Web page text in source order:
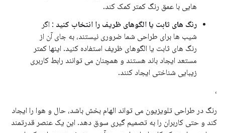
هایی با عمق رنگ کمتر کمک کند.
رنگ های ثابت یا الگوهای ظریف را انتخاب کنید : اگر
شیب ها برای طراحی شما ضروری نیستند، به جای آن از
رنگ های ثابت یا الگوهای ظریف استفاده کنید. اینها کمتر
مستعد ایجاد باند هستند و همچنان می توانند رابط کاربری
زیبایی شناختی ایجاد کنند.
،
رنگ در طراحی تلویزیون می تواند الهام بخش باشد، حال و هوا را ایجاد
کند و حتی کاربران را به تصمیم گیری سوق دهد. این یک عنصر قدرتمند